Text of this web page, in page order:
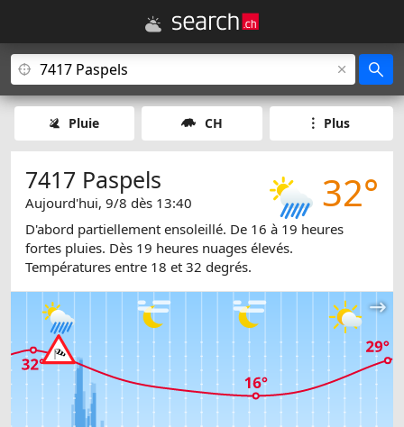
Pluie CH Plus
32°
7417 Paspels
Aujourd'hui, 9/8 dès 13:40
D'abord partiellement ensoleillé. De 16 à 19 heures
fortes pluies. Dès 19 heures nuages élevés.
Températures entre 18 et 32 degrés.